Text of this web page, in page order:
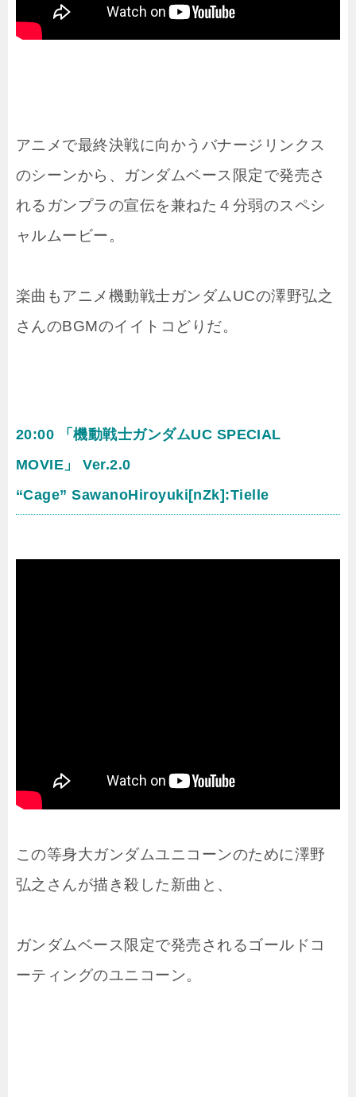
アニメで最終決戦に向かうバナージリンクス
のシーンから、ガンダムベース限定で発売さ
れるガンプラの宣伝を兼ねた４分弱のスペシ
ャルムービー。
楽曲もアニメ機動戦士ガンダムUCの澤野弘之
さんのBGMのイイトコどりだ。
20:00 「機動戦士ガンダムUC SPECIAL
MOVIE」 Ver.2.0
“Cage” SawanoHiroyuki[nZk]:Tielle
この等身大ガンダムユニコーンのために澤野
弘之さんが描き殺した新曲と、
ガンダムベース限定で発売されるゴールドコ
ーティングのユニコーン。